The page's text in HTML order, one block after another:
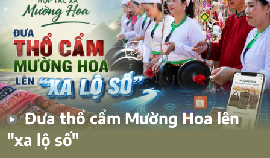
Đưa thổ cẩm Mường Hoa lên
"xa lộ số"